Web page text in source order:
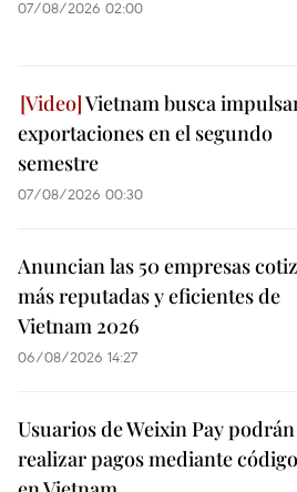
07/08/2026 02:00
Vietnam busca
exportaciones en el segundo
semestre
07/08/2026 00:30
Anuncian las 50 empresas
más reputadas y eficientes de
Vietnam 2026
06/08/2026 14:27
Usuarios de Weixin Pay podrán
realizar pagos mediante